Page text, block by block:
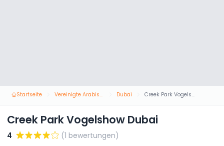
Startseite Vereinigte Arabische Emirate Dubai Creek Park Vogelshow Dubai
Creek Park Vogelshow Dubai
4
(1 bewertungen)